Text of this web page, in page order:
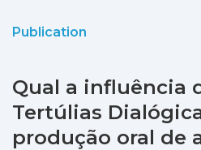
Statistics
Publication
Qual a influência
Tertúlias
produção oral de